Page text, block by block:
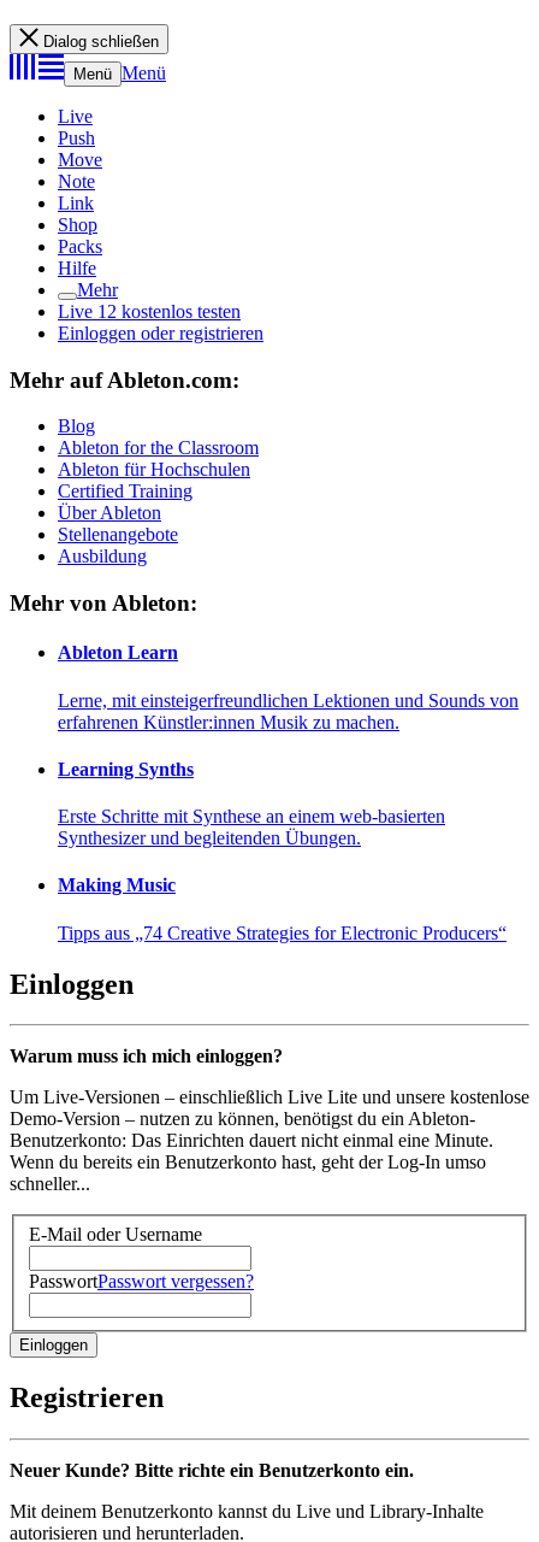
Dialog schließen
Menü Menü
Live
Push
Move
Note
Link
Shop
Packs
Hilfe
Mehr
Live 12 kostenlos testen
Einloggen oder registrieren
Mehr auf Ableton.com:
Blog
Ableton for the Classroom
Ableton für Hochschulen
Certified Training
Über Ableton
Stellenangebote
Ausbildung
Mehr von Ableton:
Ableton Learn
Lerne, mit einsteigerfreundlichen Lektionen und Sounds von
erfahrenen Künstler:innen Musik zu machen.
Learning Synths
Erste Schritte mit Synthese an einem web-basierten
Synthesizer und begleitenden Übungen.
Making Music
Tipps aus „74 Creative Strategies for Electronic Producers“
Einloggen
Warum muss ich mich einloggen?
Um Live-Versionen – einschließlich Live Lite und unsere kostenlose
Demo-Version – nutzen zu können, benötigst du ein Ableton-
Benutzerkonto: Das Einrichten dauert nicht einmal eine Minute.
Wenn du bereits ein Benutzerkonto hast, geht der Log-In umso
schneller...
E-Mail oder Username
PasswortPasswort vergessen?
Registrieren
Neuer Kunde? Bitte richte ein Benutzerkonto ein.
Mit deinem Benutzerkonto kannst du Live und Library-Inhalte
autorisieren und herunterladen.